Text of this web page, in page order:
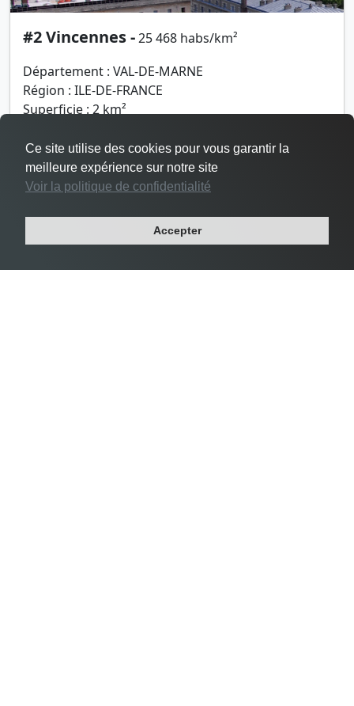
#2 Vincennes -25 468 habs/km²
Département : VAL-DE-MARNE
Région : ILE-DE-FRANCE
Superficie : 2 km²
Ce site utilise des cookies pour vous garantir la
meilleure expérience sur notre site
Voir la politique de confidentialité
Accepter